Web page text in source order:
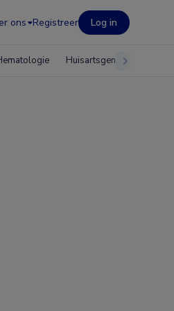
ons Registreer Log in
Huisartsgeneeskunde